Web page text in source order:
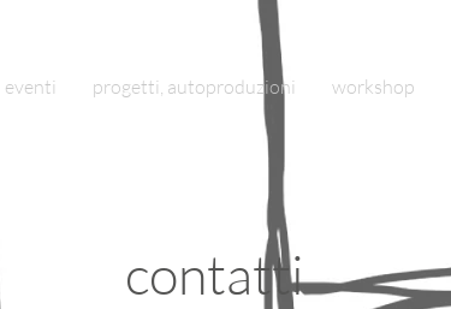
eventi progetti, autoproduzioni workshop
contatti